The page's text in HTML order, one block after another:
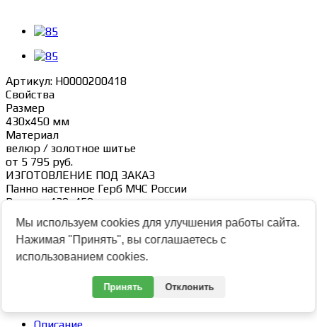
Артикул: Н0000200418
Свойства
Размер
430х450 мм
Материал
велюр / золотное шитье
от 5 795 руб.
ИЗГОТОВЛЕНИЕ ПОД ЗАКАЗ
Панно настенное Герб МЧС России
Размер: 430х450 мм
Материал: багетная рама (пластик), велюр, различные
ткани и металлизированные нити для вышивки
Объемная вышивка с элементами 3D аппликации, ручная
работа
Описание
Мы используем cookies для улучшения работы сайта.
Нажимая "Принять", вы соглашаетесь с
использованием cookies.
Принять Отклонить